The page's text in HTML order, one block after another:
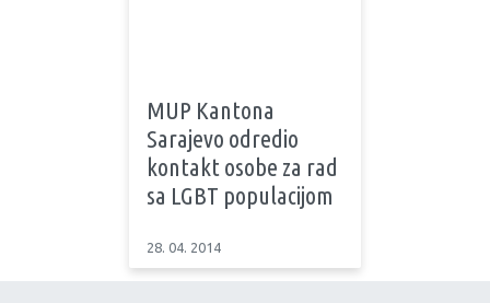
MUP Kantona
Sarajevo odredio
kontakt osobe za rad
sa LGBT populacijom
28. 04. 2014